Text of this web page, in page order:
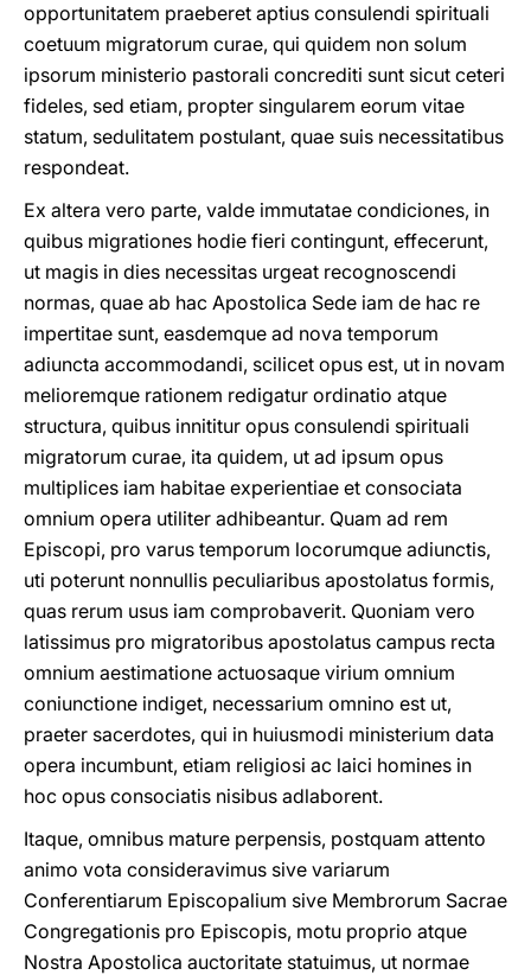
opportunitatem praeberet aptius consulendi spirituali
coetuum migratorum curae, qui quidem non solum
ipsorum ministerio pastorali concrediti sunt sicut ceteri
fideles, sed etiam, propter singularem eorum vitae
statum, sedulitatem postulant, quae suis necessitatibus
respondeat.
Ex altera vero parte, valde immutatae condiciones, in
quibus migrationes hodie fieri contingunt, effecerunt,
ut magis in dies necessitas urgeat recognoscendi
normas, quae ab hac Apostolica Sede iam de hac re
impertitae sunt, easdemque ad nova temporum
adiuncta accommodandi, scilicet opus est, ut in novam
meliοremque rationem redigatur ordinatio atque
structura, quibus innititur opus consulendi spirituali
migratorum curae, ita quidem, ut ad ipsum opus
multiplices iam habitae experientiae et consociata
omnium opera utiliter adhibeantur. Quam ad rem
Episcopi, pro varus temporum locorumque adiunctis,
uti poterunt nonnullis peculiaribus apostolatus formis,
quas rerum usus iam comprobaverit. Quoniam vero
latissimus pro migratoribus apostolatus campus recta
omnium aestimatione actuosaque virium omnium
coniunctione indiget, necessarium omnino est ut,
praeter sacerdotes, qui in huiusmodi ministerium data
opera incumbunt, etiam religiosi ac laici homines in
hoc opus cοnsociatis nisibus adlaborent.
Itaque, omnibus mature perpensis, postquam attento
animo vota consideravimus sive variarum
Conferentiarum Episcopalium sive Membrorum Sacrae
Congregationis pro Episcopis, motu proprio atque
Nostra Apostolica auctoritate statuimus, ut normae